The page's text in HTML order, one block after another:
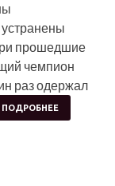
прошедшие
чемпион
раз одержал
ПОДРОБНЕЕ